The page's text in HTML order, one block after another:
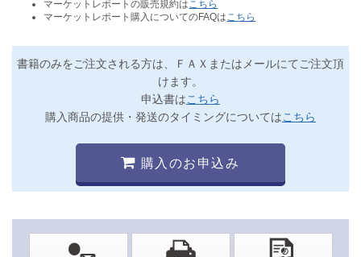
マーケットレポートの販売規約は こちら
マーケットレポート購入についてのFAQは こちら
書籍のみをご注文される方は、ＦＡＸまたはメールにてご注文頂
けます。
申込書はこちら
購入商品の提供・発送のタイミングについてはこちら
購入のお申込み